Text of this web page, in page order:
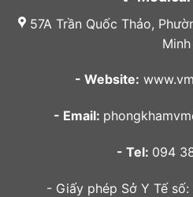
57A Trần Quốc Thảo,
Minh
- Website:
- Email:
- Tel: 094
- Giấy phép Sở Y Tế